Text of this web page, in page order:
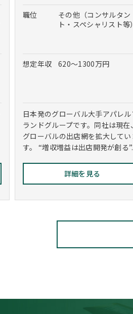
職位
その他（コンサルタン
ト・スペシャリスト等）
想定年収 620～1300万円
日本発のグローバル大手アパレ
ランドグループです。同社は現在、
グローバルの出店網を拡大してい
す。 “増収増益は出店開発が創る
詳細を見る